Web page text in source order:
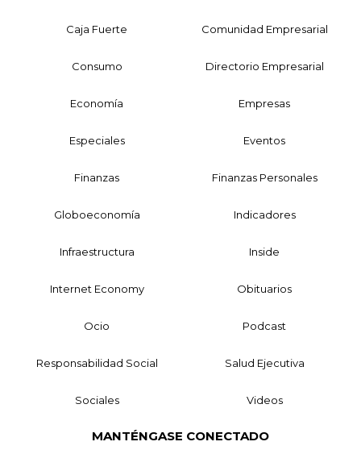
Caja Fuerte Comunidad Empresarial
Consumo Directorio Empresarial
Economía Empresas
Especiales Eventos
Finanzas Finanzas Personales
Globoeconomía Indicadores
Infraestructura Inside
Internet Economy Obituarios
Ocio Podcast
Responsabilidad Social Salud Ejecutiva
Sociales Videos
MANTÉNGASE CONECTADO